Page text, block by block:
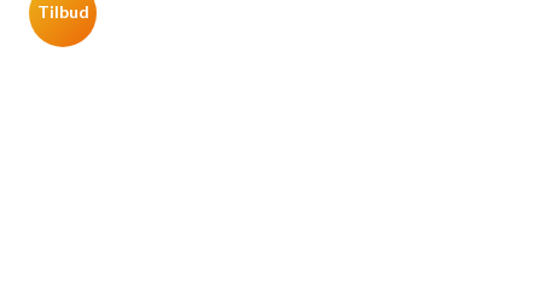
Tilbud